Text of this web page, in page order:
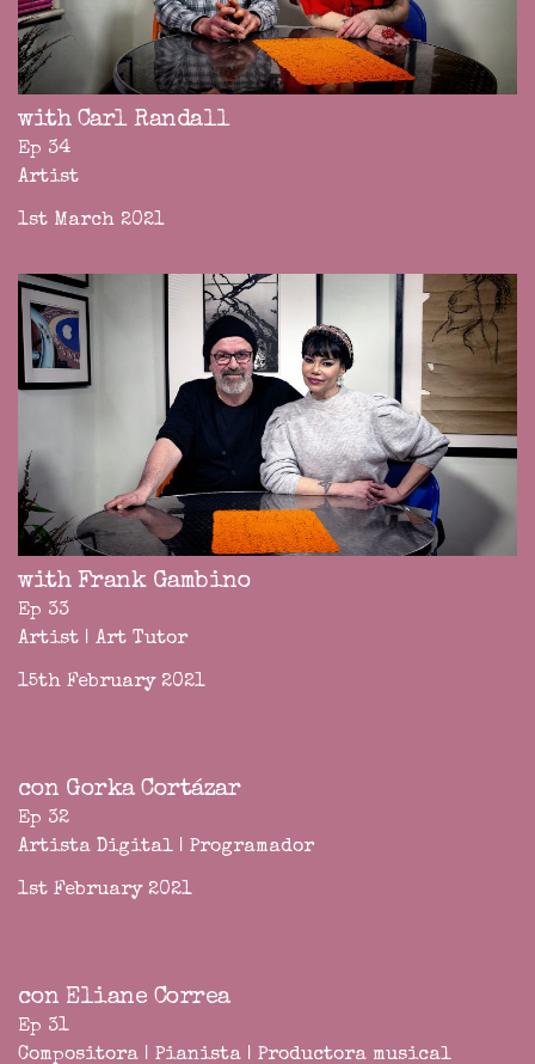
with Carl Randall
Ep 34
Artist
1st March 2021
with Frank Gambino
Ep 33
Artist | Art Tutor
15th February 2021
con Gorka Cortázar
Ep 32
Artista Digital | Programador
1st February 2021
con Eliane Correa
Ep 31
Compositora | Pianista | Productora musical